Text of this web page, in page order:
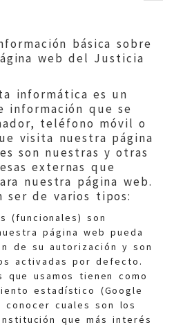
básica sobre
web del Justicia
informática es un
información que se
teléfono móvil o
visita nuestra página
son nuestras y otras
externas que
nuestra página web.
ser de varios tipos:
(funcionales) son
página web pueda
de su autorización y son
activadas por defecto.
usamos tienen como
estadístico (Google
cuales son los
que más interés
general: